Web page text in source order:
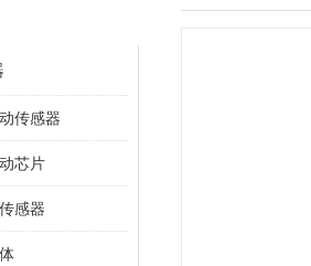
传感器
芯片
感器